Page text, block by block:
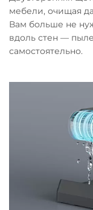
мебели, очищая
Вам больше не
вдоль стен —
самостоятельно.